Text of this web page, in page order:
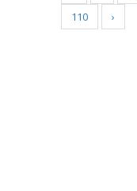
110
›